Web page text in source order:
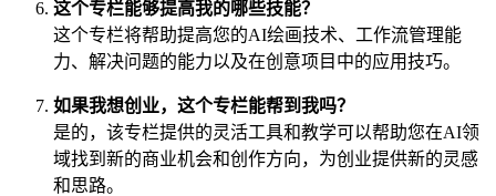
这个专栏能够提高我的哪些技能？
这个专栏将帮助提高您的AI绘画技术、工作流管理能
力、解决问题的能力以及在创意项目中的应用技巧。
如果我想创业，这个专栏能帮到我吗？
是的，该专栏提供的灵活工具和教学可以帮助您在AI领
域找到新的商业机会和创作方向，为创业提供新的灵感
和思路。